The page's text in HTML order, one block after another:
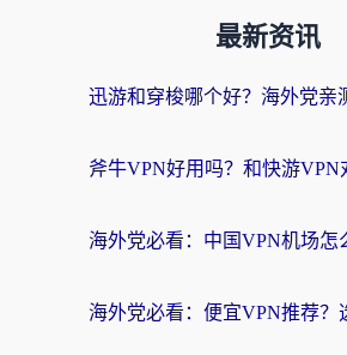
最新资讯